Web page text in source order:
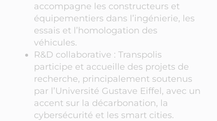
accompagne les constructeurs et
équipementiers dans l’ingénierie, les
essais et l’homologation des
véhicules.
R&D collaborative : Transpolis
participe et accueille des projets de
recherche, principalement soutenus
par l’Université Gustave Eiffel, avec un
accent sur la décarbonation, la
cybersécurité et les smart cities.